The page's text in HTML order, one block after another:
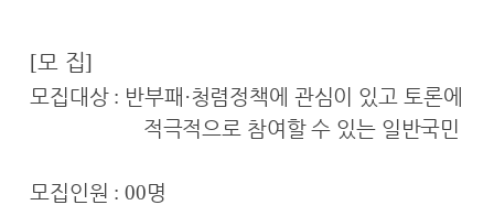
[모 집]
모집대상 : 반부패 ·청렴정책에 관심이 있고 토론에
적극적으로 참여할 수 있는 일반국민
모집인원 : 00명